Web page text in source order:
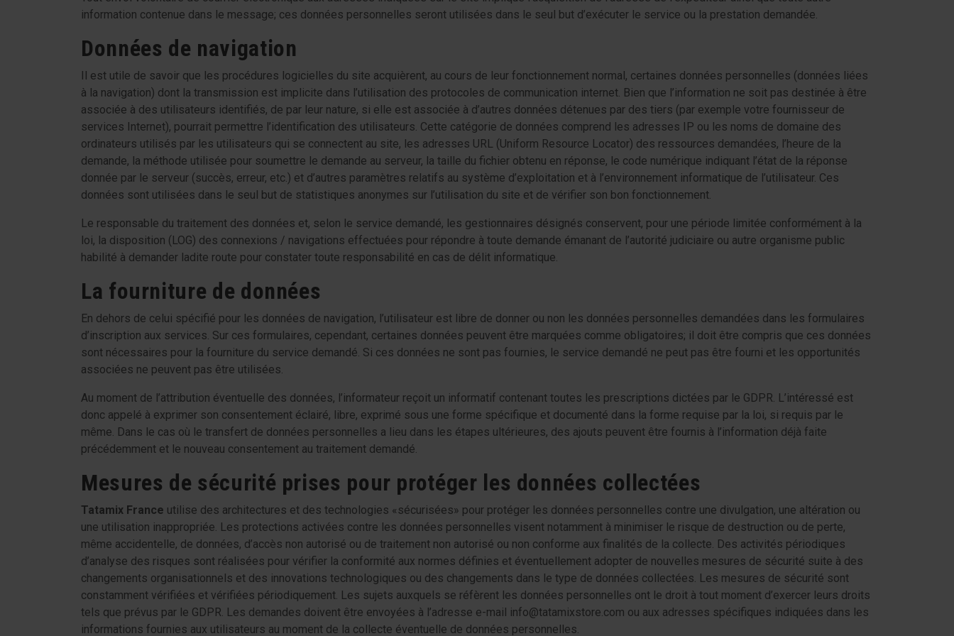
information contenue dans le message; ces données personnelles seront utilisées dans le seul but d’exécuter le service ou la prestation demandée.
Données de navigation
Il est utile de savoir que les procédures logicielles du site acquièrent, au cours de leur fonctionnement normal, certaines données personnelles (données liées
à la navigation) dont la transmission est implicite dans l’utilisation des protocoles de communication internet. Bien que l’information ne soit pas destinée à être
associée à des utilisateurs identifiés, de par leur nature, si elle est associée à d’autres données détenues par des tiers (par exemple votre fournisseur de
services Internet), pourrait permettre l’identification des utilisateurs. Cette catégorie de données comprend les adresses IP ou les noms de domaine des
ordinateurs utilisés par les utilisateurs qui se connectent au site, les adresses URL (Uniform Resource Locator) des ressources demandées, l’heure de la
demande, la méthode utilisée pour soumettre le demande au serveur, la taille du fichier obtenu en réponse, le code numérique indiquant l’état de la réponse
donnée par le serveur (succès, erreur, etc.) et d’autres paramètres relatifs au système d’exploitation et à l’environnement informatique de l’utilisateur. Ces
données sont utilisées dans le seul but de statistiques anonymes sur l’utilisation du site et de vérifier son bon fonctionnement.
Le responsable du traitement des données et, selon le service demandé, les gestionnaires désignés conservent, pour une période limitée conformément à la
loi, la disposition (LOG) des connexions / navigations effectuées pour répondre à toute demande émanant de l’autorité judiciaire ou autre organisme public
habilité à demander ladite route pour constater toute responsabilité en cas de délit informatique.
La fourniture de données
En dehors de celui spécifié pour les données de navigation, l’utilisateur est libre de donner ou non les données personnelles demandées dans les formulaires
d’inscription aux services. Sur ces formulaires, cependant, certaines données peuvent être marquées comme obligatoires; il doit être compris que ces données
sont nécessaires pour la fourniture du service demandé. Si ces données ne sont pas fournies, le service demandé ne peut pas être fourni et les opportunités
associées ne peuvent pas être utilisées.
Au moment de l’attribution éventuelle des données, l’informateur reçoit un informatif contenant toutes les prescriptions dictées par le GDPR. L’intéressé est
donc appelé à exprimer son consentement éclairé, libre, exprimé sous une forme spécifique et documenté dans la forme requise par la loi, si requis par le
même. Dans le cas où le transfert de données personnelles a lieu dans les étapes ultérieures, des ajouts peuvent être fournis à l’information déjà faite
précédemment et le nouveau consentement au traitement demandé.
Mesures de sécurité prises pour protéger les données collectées
Tatamix France utilise des architectures et des technologies «sécurisées» pour protéger les données personnelles contre une divulgation, une altération ou
une utilisation inappropriée. Les protections activées contre les données personnelles visent notamment à minimiser le risque de destruction ou de perte,
même accidentelle, de données, d’accès non autorisé ou de traitement non autorisé ou non conforme aux finalités de la collecte. Des activités périodiques
d’analyse des risques sont réalisées pour vérifier la conformité aux normes définies et éventuellement adopter de nouvelles mesures de sécurité suite à des
changements organisationnels et des innovations technologiques ou des changements dans le type de données collectées. Les mesures de sécurité sont
constamment vérifiées et vérifiées périodiquement. Les sujets auxquels se réfèrent les données personnelles ont le droit à tout moment d’exercer leurs droits
tels que prévus par le GDPR. Les demandes doivent être envoyées à l’adresse e-mail info@tatamixstore.com ou aux adresses spécifiques indiquées dans les
informations fournies aux utilisateurs au moment de la collecte éventuelle de données personnelles.